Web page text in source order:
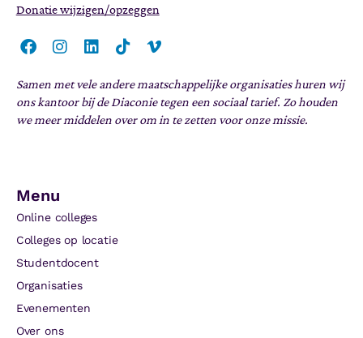
Donatie wijzigen/opzeggen
Samen met vele andere maatschappelijke organisaties huren wij
ons kantoor bij de Diaconie tegen een sociaal tarief. Zo houden
we meer middelen over om in te zetten voor onze missie.
Menu
Online colleges
Colleges op locatie
Studentdocent
Organisaties
Evenementen
Over ons